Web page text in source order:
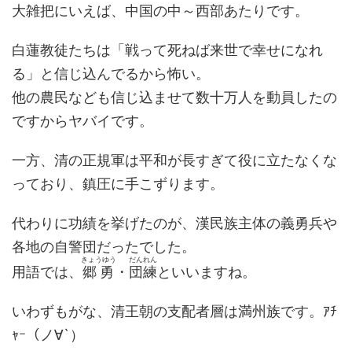
大雑把にいえば、中国の中～西部あたりです。
白蓮教徒たちは「戦って死ねば来世で幸せになれ
る」と信じ込んでるから怖い。
他の農民なども信じ込ませて数十万人を動員したの
ですからヤバイです。
一方、清の正規軍は平和が長すぎて役に立たなくな
っており、鎮圧に手こずります。
代わりに功績を挙げたのが、漢民族主体の義勇兵や
各地の自警団だったでした。
用語では、 郷勇
きょうゆう
・ 団練
だんれん
といいますね。
いわずもがな、清王朝の支配者層は満州族です。ｱﾁ
ｬｰ（ノ∀`）